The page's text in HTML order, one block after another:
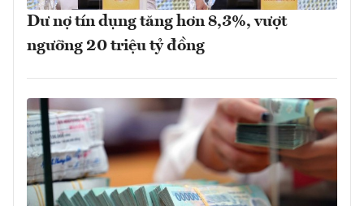
Dư nợ tín dụng tăng hơn 8,3%, vượt
ngưỡng 20 triệu tỷ đồng